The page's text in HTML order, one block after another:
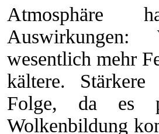
Atmosphäre
wesentlich mehr
kältere.
Folge, da es
Wolkenbildung